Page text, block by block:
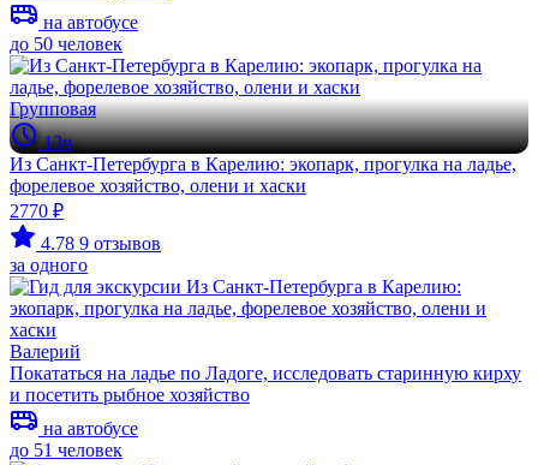
на автобусе
до 50 человек
Групповая
13ч
Из Санкт-Петербурга в Карелию: экопарк, прогулка на ладье,
форелевое хозяйство, олени и хаски
2770 ₽
4.78 9 отзывов
за одного
Валерий
Покататься на ладье по Ладоге, исследовать старинную кирху
и посетить рыбное хозяйство
на автобусе
до 51 человек